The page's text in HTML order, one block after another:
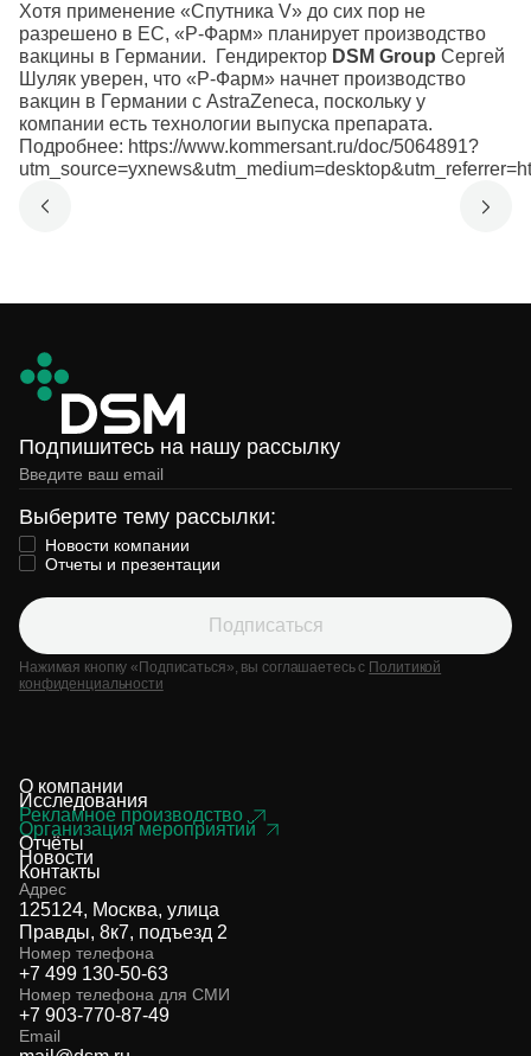
Хотя применение «Спутника V» до сих пор не
разрешено в ЕС, «Р-Фарм» планирует производство
вакцины в Германии. Гендиректор DSM Group Сергей
Шуляк уверен, что «Р-Фарм» начнет производство
вакцин в Германии с AstraZeneca, поскольку у
компании есть технологии выпуска препарата.
Подробнее: https://www.kommersant.ru/doc/5064891?
Подпишитесь на нашу рассылку
Выберите тему рассылки:
Новости компании
Отчеты и презентации
Подписаться
Нажимая кнопку «Подписаться», вы соглашаетесь с Политикой
конфиденциальности
О компании
Исследования
Рекламное производство
Организация мероприятий
Отчёты
Новости
Контакты
Адрес
125124, Москва, улица
Правды, 8к7, подъезд 2
Номер телефона
+7 499 130-50-63
Номер телефона для СМИ
+7 903-770-87-49
Email